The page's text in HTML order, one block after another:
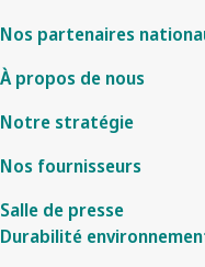
Nos partenaires
À propos de nous
Notre stratégie
Nos fournisseurs
Salle de presse
Durabilité